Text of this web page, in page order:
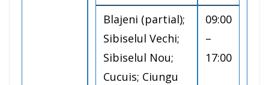
Blajeni (partial);
Sibiselul Vechi;
Sibiselul Nou;
Cucuis; Ciungu
09:00
–
17:00